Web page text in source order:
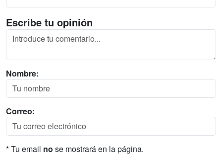
Escribe tu opinión
Nombre:
Correo:
* Tu email no se mostrará en la página.